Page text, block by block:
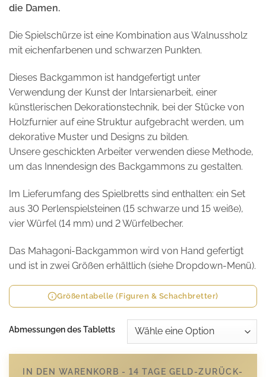
die Damen.
Die Spielschürze ist eine Kombination aus Walnussholz
mit eichenfarbenen und schwarzen Punkten.
Dieses Backgammon ist handgefertigt unter
Verwendung der Kunst der Intarsienarbeit, einer
künstlerischen Dekorationstechnik, bei der Stücke von
Holzfurnier auf eine Struktur aufgebracht werden, um
dekorative Muster und Designs zu bilden.
Unsere geschickten Arbeiter verwenden diese Methode,
um das Innendesign des Backgammons zu gestalten.
Im Lieferumfang des Spielbretts sind enthalten: ein Set
aus 30 Perlenspielsteinen (15 schwarze und 15 weiße),
vier Würfel (14 mm) und 2 Würfelbecher.
Das Mahagoni-Backgammon wird von Hand gefertigt
und ist in zwei Größen erhältlich (siehe Dropdown-Menü).
Größentabelle (Figuren & Schachbretter)
Abmessungen des Tabletts
IN DEN WARENKORB - 14 TAGE GELD-ZURÜCK-